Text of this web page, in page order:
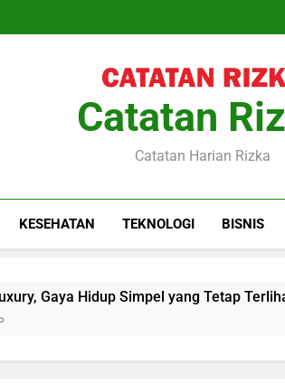
Layanan
Catatan
Catatan Harian Rizka
KESEHATAN TEKNOLOGI BISNIS
Gaya Hidup Simpel yang Tetap Terlihat